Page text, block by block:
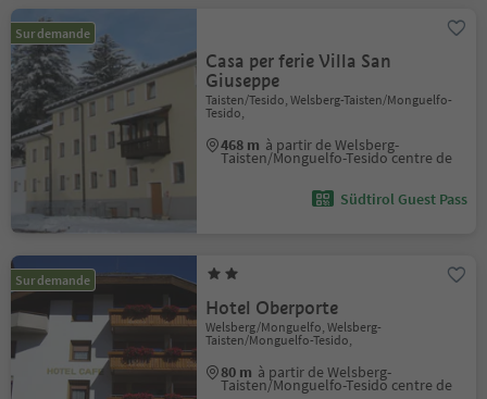
Sur demande
Casa per ferie Villa San
Giuseppe
Taisten/Tesido, Welsberg-Taisten/Monguelfo-
Tesido,
468 m à partir de Welsberg-
Taisten/Monguelfo-Tesido centre de
Südtirol Guest Pass
Sur demande
Hotel Oberporte
Welsberg/Monguelfo, Welsberg-
Taisten/Monguelfo-Tesido,
80 m à partir de Welsberg-
Taisten/Monguelfo-Tesido centre de